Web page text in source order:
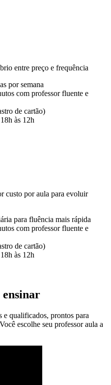
entre preço e frequência
por semana
com professor fluente e
de cartão)
às 12h
custo por aula para evoluir
para fluência mais rápida
com professor fluente e
de cartão)
às 12h
ensinar
e qualificados, prontos para
escolhe seu professor aula a